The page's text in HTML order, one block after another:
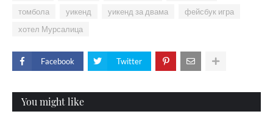
томбола
уикенд уикенд за двама
фейсбук игра
хотел Мурсалица
Facebook Twitter
You might like